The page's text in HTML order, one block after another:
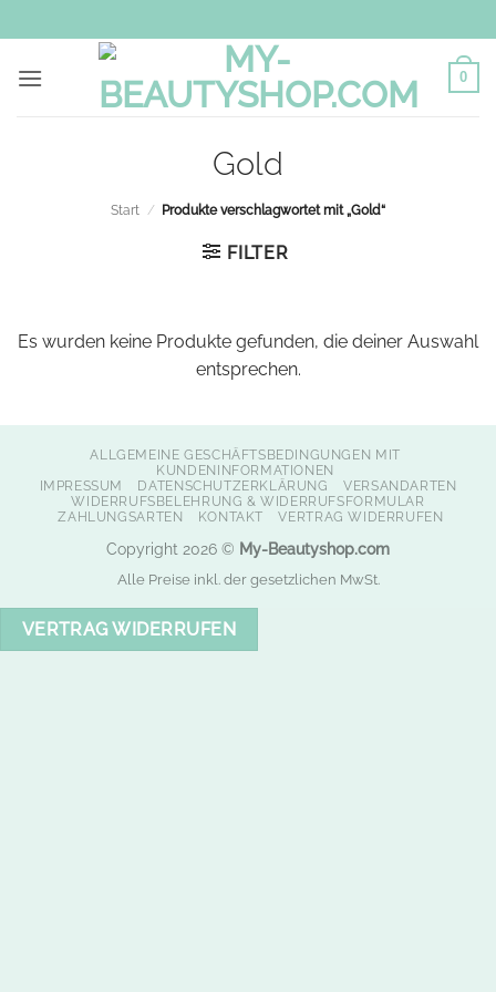
Inhalt
springen
0
Gold
Start / Produkte verschlagwortet mit „Gold“
FILTER
Es wurden keine Produkte gefunden, die deiner Auswahl
entsprechen.
ALLGEMEINE GESCHÄFTSBEDINGUNGEN MIT
KUNDENINFORMATIONEN
IMPRESSUM
DATENSCHUTZERKLÄRUNG
VERSANDARTEN
WIDERRUFSBELEHRUNG & WIDERRUFSFORMULAR
ZAHLUNGSARTEN
KONTAKT VERTRAG WIDERRUFEN
Copyright 2026 © My-Beautyshop.com
Alle Preise inkl. der gesetzlichen MwSt.
VERTRAG WIDERRUFEN